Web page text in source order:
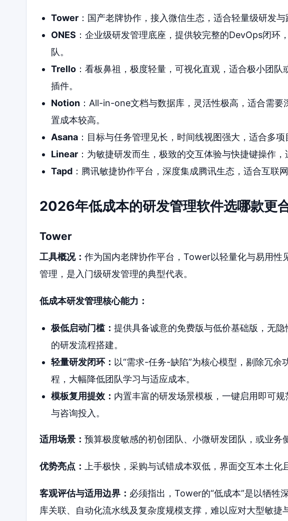
Tower：国产老牌协作，接入微信生态，适合轻量级研发与
ONES ：企业级研发管理底座，提供较完整的DevOps闭环
队。
Trello：看板鼻祖，极度轻量，可视化直观，适合极小团
插件。
Notion：All-in-one文档与数据库，灵活性极高，适合需要
置成本较高。
Asana：目标与任务管理见长，时间线视图强大，适合多项
Linear：为敏捷研发而生，极致的交互体验与快捷键操作，
Tapd：腾讯敏捷协作平台，深度集成腾讯生态，适合互联
2026年低成本的研发管理软件选哪款更
Tower
工具概况： 作为国内老牌协作平台，Tower以轻量化与易用性
管理，是入门级研发管理的典型代表。
低成本研发管理核心能力：
极低启动门槛： 提供具备诚意的免费版与低价基础版，无
的研发流程搭建。
轻量研发闭环： 以“需求-任务-缺陷”为核心模型，剔除冗
程，大幅降低团队学习与适应成本。
模板复用提效： 内置丰富的研发场景模板，一键启用即可
与咨询投入。
适用场景： 预算极度敏感的初创团队、小微研发团队，或业务
优势亮点： 上手极快，采购与试错成本双低，界面交互本土化
客观评估与适用边界： 必须指出，Tower的“低成本”是以牺牲
库关联、自动化流水线及复杂度规模支撑，难以应对大型敏